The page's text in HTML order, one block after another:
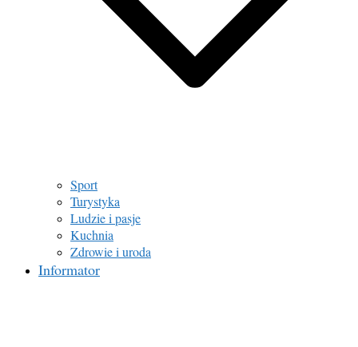
Sport
Turystyka
Ludzie i pasje
Kuchnia
Zdrowie i uroda
Informator